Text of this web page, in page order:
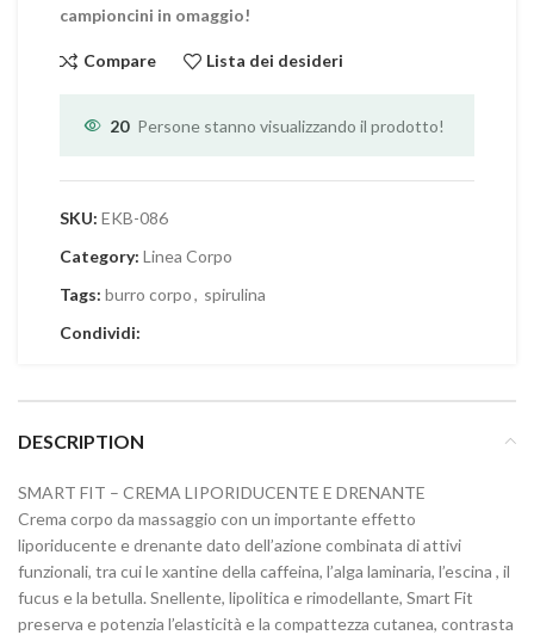
campioncini in omaggio!
Compare Lista dei desideri
20 Persone stanno visualizzando il prodotto!
SKU: EKB-086
Category: Linea Corpo
Tags: burro corpo, spirulina
Condividi:
DESCRIPTION
SMART FIT – CREMA LIPORIDUCENTE E DRENANTE
Crema corpo da massaggio con un importante effetto
liporiducente e drenante dato dell’azione combinata di attivi
funzionali, tra cui le xantine della caffeina, l’alga laminaria, l’escina , il
fucus e la betulla. Snellente, lipolitica e rimodellante, Smart Fit
preserva e potenzia l’elasticità e la compattezza cutanea, contrasta